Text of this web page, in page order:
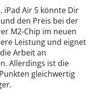
iPad Air 5 könnte Dir
den Preis bei der
M2-Chip im neuen
Leistung und eignet
Arbeit an
Allerdings ist die
gleichwertig